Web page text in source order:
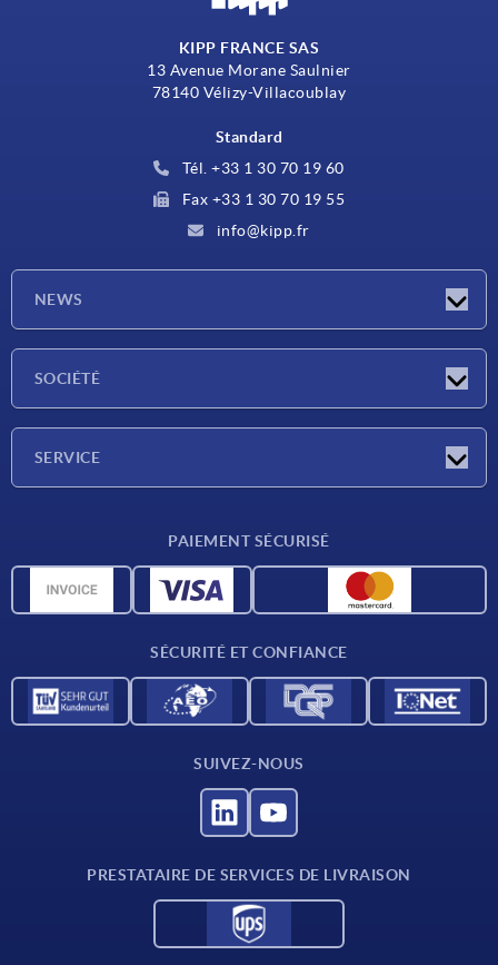
KIPP FRANCE SAS
13 Avenue Morane Saulnier
78140 Vélizy-Villacoublay
Standard
Tél. +33 1 30 70 19 60
Fax +33 1 30 70 19 55
info@kipp.fr
NEWS
SOCIÉTÉ
SERVICE
Données CAO
PAIEMENT SÉCURISÉ
SÉCURITÉ ET CONFIANCE
SUIVEZ-NOUS
PRESTATAIRE DE SERVICES DE LIVRAISON